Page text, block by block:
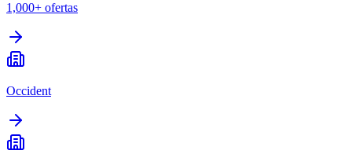
1,000+ ofertas
Occident